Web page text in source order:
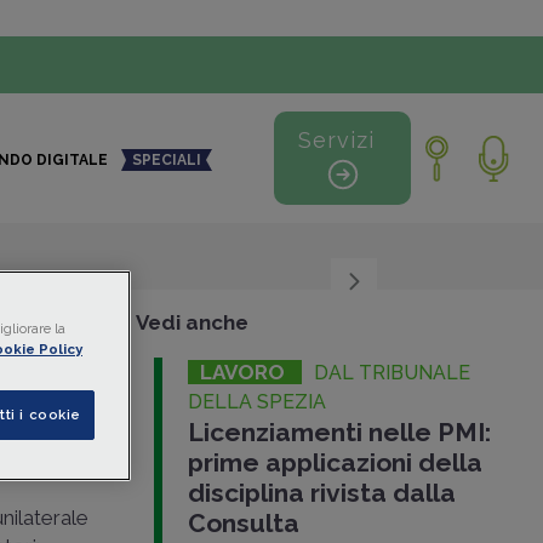
DIGITALE SPECIALI
Servizi
+ Vedi anche
LAVORO
DAL TRIBUNALE
DELLA SPEZIA
Licenziamenti nelle PMI:
prime applicazioni della
disciplina rivista dalla
Consulta
la
Policy
i cookie